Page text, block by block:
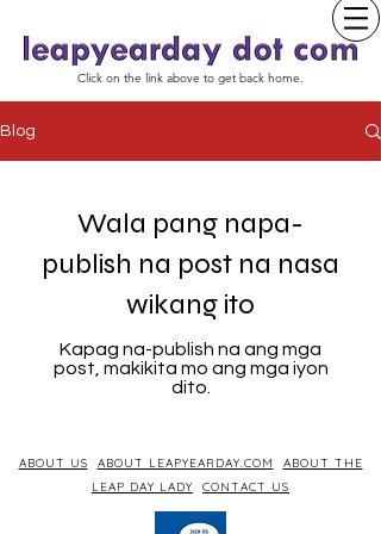
Click on the link above to get back home.
Blog
Wala pang napa-
publish na post na nasa
wikang ito
Kapag na-publish na ang mga
post, makikita mo ang mga iyon
dito.
ABOUT US ABOUT LEAPYEARDAY.COM
ABOUT THE
LEAP DAY LADY
CONTACT US